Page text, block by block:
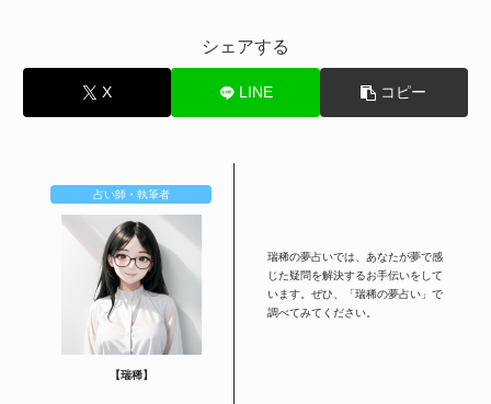
シェアする
X LINE コピー
占い師・執筆者
【瑞稀】
瑞稀の夢占いでは、あなたが夢で感
じた疑問を解決するお手伝いをして
います。ぜひ、「瑞稀の夢占い」で
調べてみてください。